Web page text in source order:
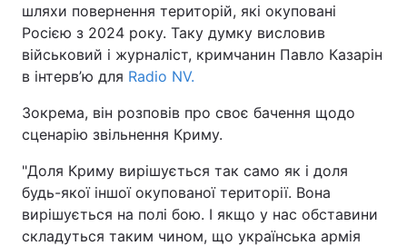
Економіка Світ
Спорт
Техно і зв'язок Лайт
Здоров'я Туризм
Цікавинки Погода
шляхи повернення територій, які окуповані
Росією з 2024 року. Таку думку висловив
військовий і журналіст, кримчанин Павло Казарін
в інтерв’ю для Radio NV.
Зокрема, він розповів про своє бачення щодо
сценарію звільнення Криму.
"Доля Криму вирішується так само як і доля
будь-якої іншої окупованої території. Вона
вирішується на полі бою. І якщо у нас обставини
складуться таким чином, що українська армія